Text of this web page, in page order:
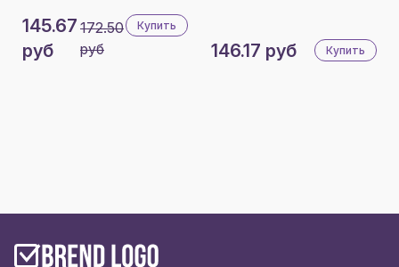
145.67
руб
172.50
руб
Купить
146.17 руб Купить